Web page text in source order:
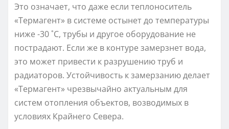
Это означает, что даже если теплоноситель
«Термагент» в системе остынет до температуры
ниже -30 ˚С, трубы и другое оборудование не
пострадают. Если же в контуре замерзнет вода,
это может привести к разрушению труб и
радиаторов. Устойчивость к замерзанию делает
«Термагент» чрезвычайно актуальным для
систем отопления объектов, возводимых в
условиях Крайнего Севера.